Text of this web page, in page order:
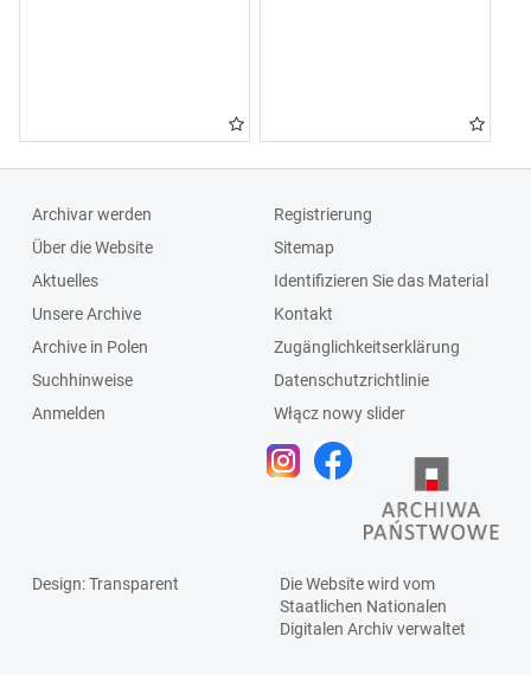
Archivar werden
Über die Website
Aktuelles
Unsere Archive
Archive in Polen
Suchhinweise
Anmelden
Registrierung
Sitemap
Identifizieren Sie das Material
Kontakt
Zugänglichkeitserklärung
Datenschutzrichtlinie
Włącz nowy slider
Design: Transparent
Die Website wird vom
Staatlichen Nationalen
Digitalen Archivverwaltet